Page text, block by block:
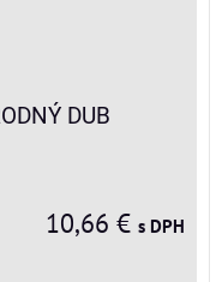
DUB
10,66 € s DPH